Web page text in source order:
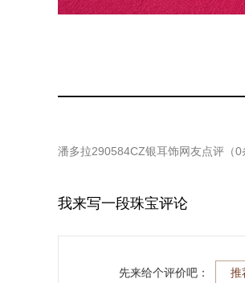
潘多拉290584CZ银耳饰网友点评（0
我来写一段珠宝评论
先来给个评价吧： 推